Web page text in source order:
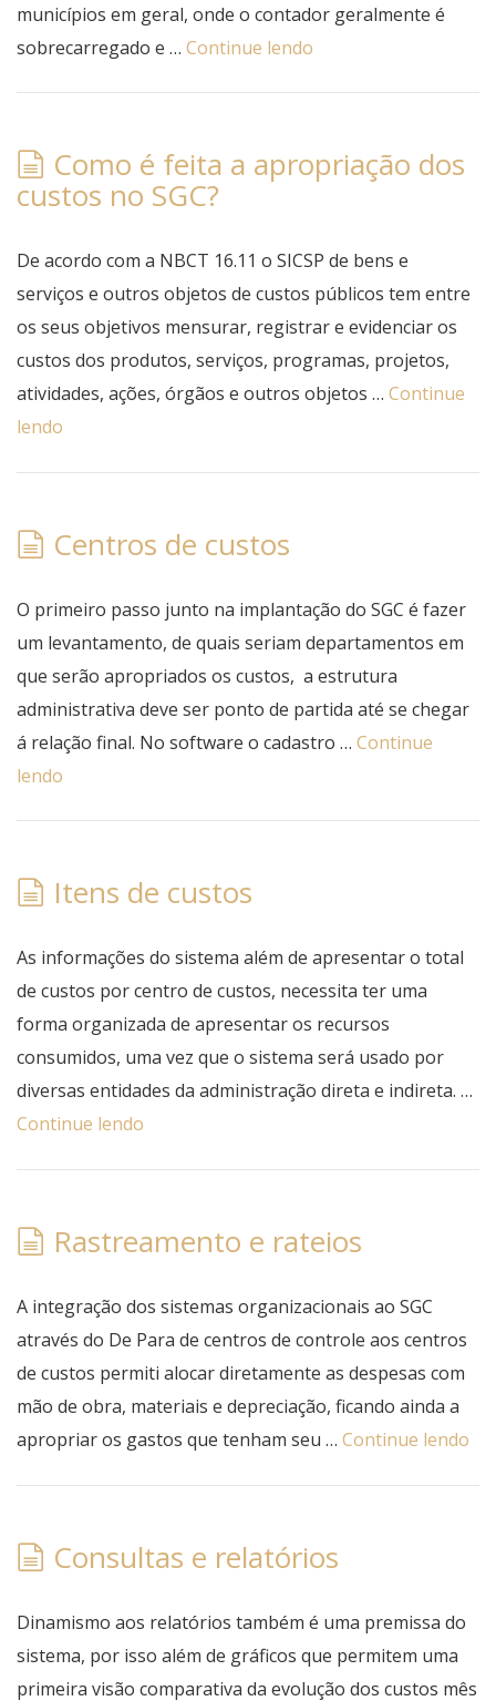
municípios em geral, onde o contador geralmente é
sobrecarregado e … Continue lendo
Como é feita a apropriação dos
custos no SGC?
De acordo com a NBCT 16.11 o SICSP de bens e
serviços e outros objetos de custos públicos tem entre
os seus objetivos mensurar, registrar e evidenciar os
custos dos produtos, serviços, programas, projetos,
atividades, ações, órgãos e outros objetos … Continue
lendo
Centros de custos
O primeiro passo junto na implantação do SGC é fazer
um levantamento, de quais seriam departamentos em
que serão apropriados os custos, a estrutura
administrativa deve ser ponto de partida até se chegar
á relação final. No software o cadastro … Continue
lendo
Itens de custos
As informações do sistema além de apresentar o total
de custos por centro de custos, necessita ter uma
forma organizada de apresentar os recursos
consumidos, uma vez que o sistema será usado por
diversas entidades da administração direta e indireta. …
Continue lendo
Rastreamento e rateios
A integração dos sistemas organizacionais ao SGC
através do De Para de centros de controle aos centros
de custos permiti alocar diretamente as despesas com
mão de obra, materiais e depreciação, ficando ainda a
apropriar os gastos que tenham seu … Continue lendo
Consultas e relatórios
Dinamismo aos relatórios também é uma premissa do
sistema, por isso além de gráficos que permitem uma
primeira visão comparativa da evolução dos custos mês